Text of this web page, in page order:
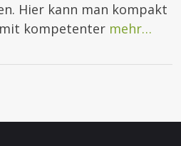
Hier kann man kompakt
kompetenter mehr…